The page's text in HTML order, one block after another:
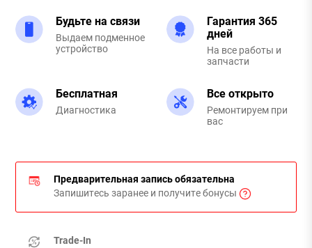
Будьте на связи
Выдаем подменное
устройство
Гарантия 365
дней
На все работы и
запчасти
Бесплатная
Диагностика
Все открыто
Ремонтируем при
вас
Предварительная запись обязательна
Запишитесь заранее и получите бонусы
Trade-In